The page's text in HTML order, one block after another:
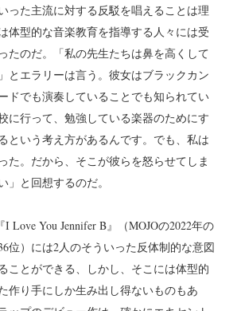
った主流に対する反駁を唱えることは理
体型的な音楽教育を指導する人々には受
たのだ。「私の先生たちは鼻を高くして
とエラリーは言う。彼女はブラックカン
ドでも演奏していることでも知られてい
に行って、勉強している楽器のためにす
という考え方があるんです。でも、私は
た。だから、そこが彼らを怒らせてしま
」と回想するのだ。
Love You Jennifer B』（MOJOの2022年の
位）には2人のそういった反体制的な意図
ことができる、しかし、そこには体型的
作り手にしか生み出し得ないものもあ